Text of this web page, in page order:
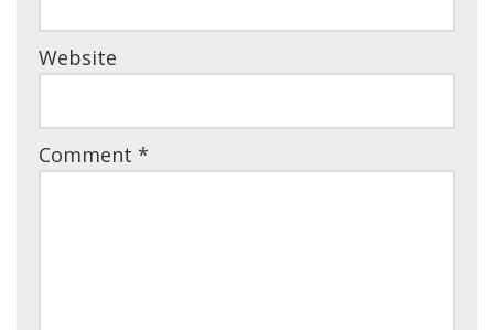
Website
Comment *